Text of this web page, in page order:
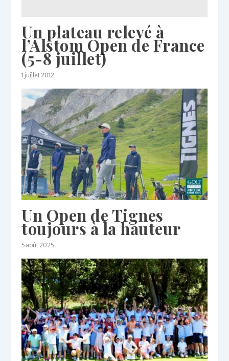
Un plateau relevé à
l’Alstom Open de France
(5-8 juillet)
1 juillet 2012
Un Open de Tignes
toujours à la hauteur
5 août 2025